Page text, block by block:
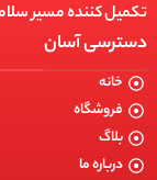
a suspendisse
تکمیل کننده مسیر
دسترسی آسان
خانه
فروشگاه
بلاگ
درباره ما